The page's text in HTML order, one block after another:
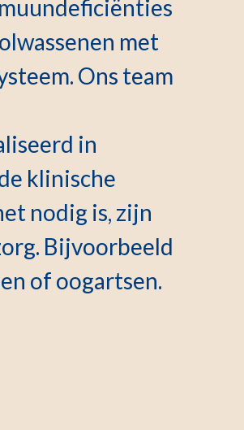
met
Ons team
in
klinische
nodig is, zijn
Bijvoorbeeld
of oogartsen.